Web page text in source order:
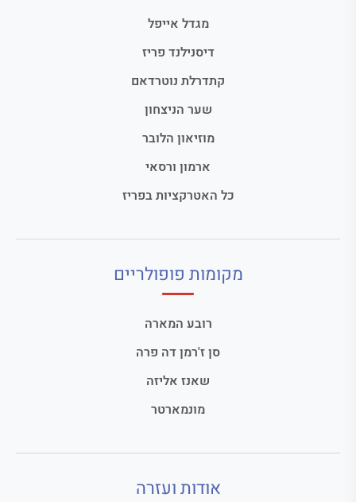
מגדל אייפל
דיסנילנד פריז
קתדרלת נוטרדאם
שער הניצחון
מוזיאון הלובר
ארמון ורסאי
כל האטרקציות בפריז
מקומות פופולריים
רובע המארה
סן ז'רמן דה פרה
שאנז אליזה
מונמארטר
אודות ועזרה